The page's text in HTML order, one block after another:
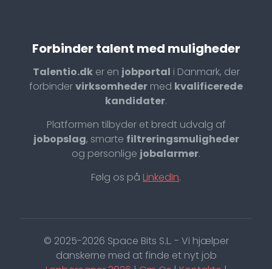
Forbinder talent med muligheder
Talentio.dker en jobportal i Danmark, der
forbindervirksomheder med kvalificerede
kandidater.
Platformen tilbyder et bredt udvalg af
jobopslag, smarte filtreringsmuligheder
og personlige jobalarmer.
Følg os på LinkedIn.
© 2025-2026 Space Bits S.L. - Vi hjælper
danskerne med at finde et nyt job